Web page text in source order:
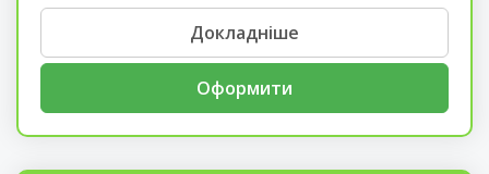
Докладніше
Оформити